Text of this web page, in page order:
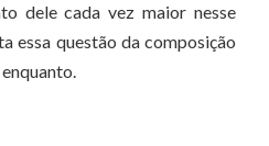
dele cada vez maior nesse
essa questão da composição